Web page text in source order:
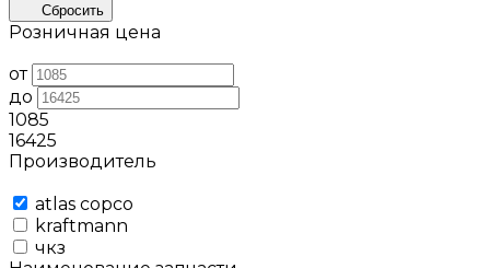
Сбросить
Розничная цена
от
до
1085
16425
Производитель
atlas copco
kraftmann
чкз